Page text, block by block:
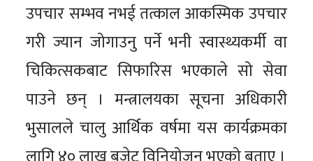
उपचार सम्भव नभई तत्काल आकस्मिक उपचार
गरी ज्यान जोगाउनु पर्ने भनी स्वास्थ्यकर्मी वा
चिकित्सकबाट सिफारिस भएकाले सो सेवा
पाउने छन् । मन्त्रालयका सूचना अधिकारी
भुसालले चालु आर्थिक वर्षमा यस कार्यक्रमका